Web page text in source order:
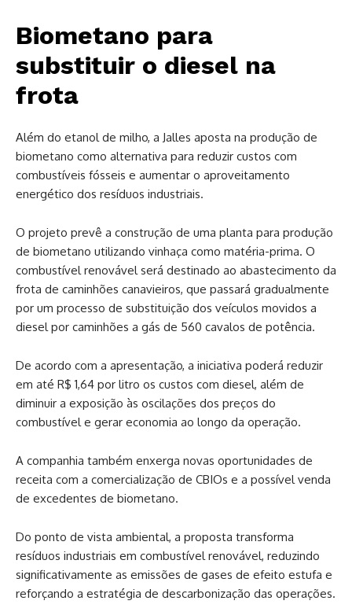
Biometano para
substituir o diesel na
frota
Além do etanol de milho, a Jalles aposta na produção de
biometano como alternativa para reduzir custos com
combustíveis fósseis e aumentar o aproveitamento
energético dos resíduos industriais.
O projeto prevê a construção de uma planta para produção
de biometano utilizando vinhaça como matéria-prima. O
combustível renovável será destinado ao abastecimento da
frota de caminhões canavieiros, que passará gradualmente
por um processo de substituição dos veículos movidos a
diesel por caminhões a gás de 560 cavalos de potência.
De acordo com a apresentação, a iniciativa poderá reduzir
em até R$ 1,64 por litro os custos com diesel, além de
diminuir a exposição às oscilações dos preços do
combustível e gerar economia ao longo da operação.
A companhia também enxerga novas oportunidades de
receita com a comercialização de CBIOs e a possível venda
de excedentes de biometano.
Do ponto de vista ambiental, a proposta transforma
resíduos industriais em combustível renovável, reduzindo
significativamente as emissões de gases de efeito estufa e
reforçando a estratégia de descarbonização das operações.